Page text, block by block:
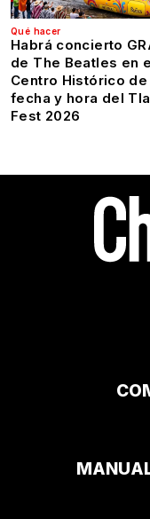
Qué hacer
Habrá concierto
de The Beatles en
Centro Histórico de
fecha y hora del
Fest 2026